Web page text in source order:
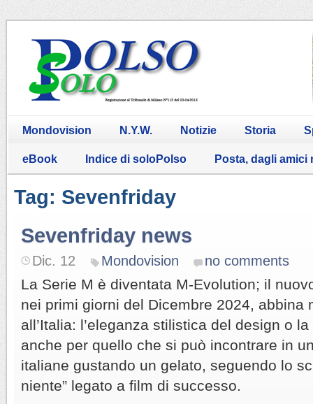
Mondovision N.Y.W. Notizie Storia
eBook Indice di soloPolso Posta, dagli amici
Tag: Sevenfriday
Sevenfriday news
Dic. 12 Mondovision no comments
La Serie M è diventata M-Evolution; il
nei primi giorni del Dicembre 2024, abbina
all’Italia: l’eleganza stilistica del design o
anche per quello che si può incontrare in
italiane gustando un gelato, seguendo lo
niente” legato a film di successo.